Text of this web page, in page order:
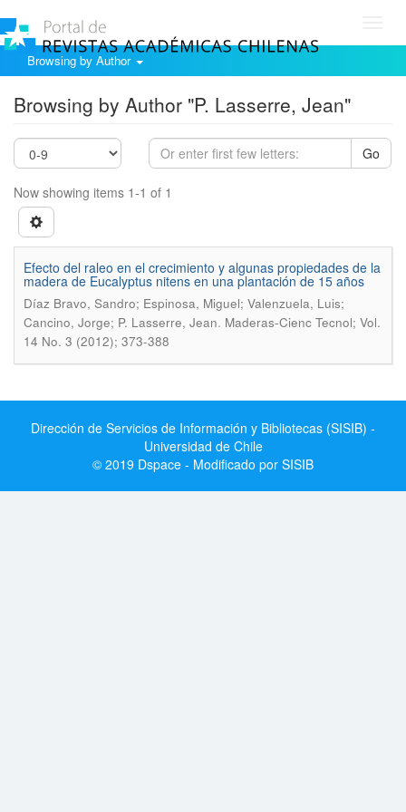
Browsing by Author
Browsing by Author "P. Lasserre, Jean"
Go
Now showing items 1-1 of 1
Efecto del raleo en el crecimiento y algunas propiedades de la
madera de Eucalyptus nitens en una plantación de 15 años
Díaz Bravo, Sandro; Espinosa, Miguel; Valenzuela, Luis;
Cancino, Jorge; P. Lasserre, Jean. Maderas-Cienc Tecnol; Vol.
14 No. 3 (2012); 373-388
Dirección de Servicios de Información y Bibliotecas (SISIB) -
Universidad de Chile
© 2019 Dspace - Modificado por SISIB